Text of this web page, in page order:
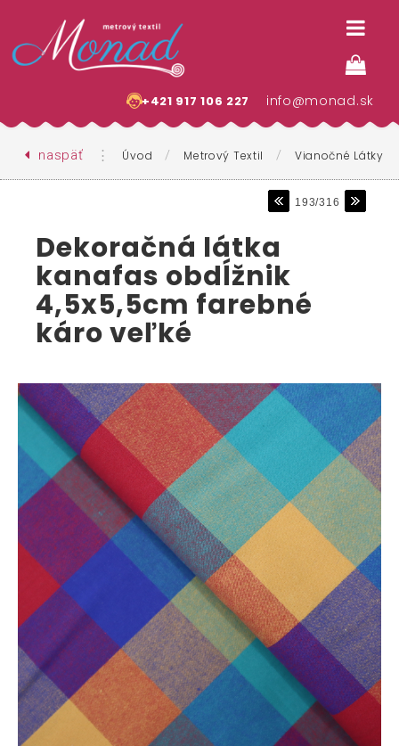
+421 917 106 227 info@monad.sk
naspäť ⋮ Úvod / Metrový Textil / Vianočné Látky
193/316
Dekoračná látka
kanafas obdĺžnik
4,5x5,5cm farebné
káro veľké